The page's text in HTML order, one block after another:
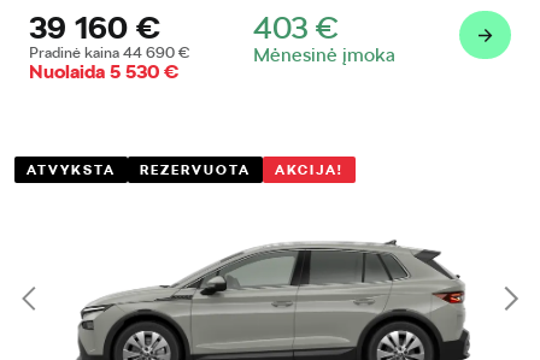
39 160 €
Pradinė kaina 44 690 €
Nuolaida 5 530 €
403 €
Mėnesinė įmoka
ATVYKSTA REZERVUOTA AKCIJA!